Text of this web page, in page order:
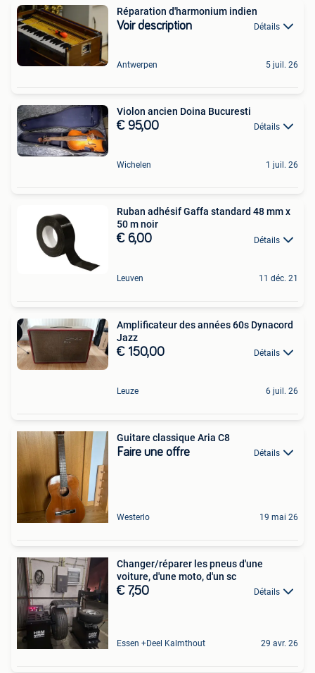
Réparation d'harmonium indien
Voir description Détails
Antwerpen 5 juil. 26
Violon ancien Doina Bucuresti
€ 95,00 Détails
Wichelen 1 juil. 26
Ruban adhésif Gaffa standard 48 mm x
50 m noir
€ 6,00 Détails
Leuven 11 déc. 21
Amplificateur des années 60s Dynacord
Jazz
€ 150,00 Détails
Leuze 6 juil. 26
Guitare classique Aria C8
Faire une offre Détails
Westerlo 19 mai 26
Changer/réparer les pneus d'une
voiture, d'une moto, d'un sc
€ 7,50 Détails
Essen +Deel Kalmthout 29 avr. 26